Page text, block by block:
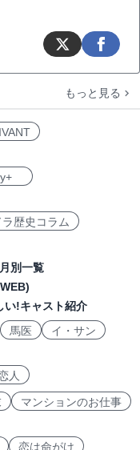
もっと見る
歴史コラム
別一覧
い!キャスト紹介
馬医
イ・サン
人
マンションのお仕事
恋は命がけ